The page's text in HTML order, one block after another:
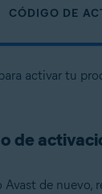
CÓDIGO DE
activar tu
de
de nuevo,